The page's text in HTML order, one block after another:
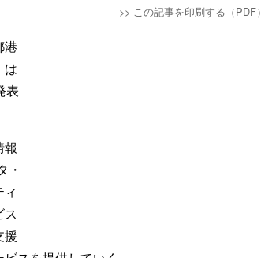
>> この記事を印刷する（PDF）
港
は
表
報
・
ス
援